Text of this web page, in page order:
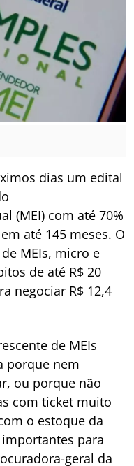
dias um edital
(MEI) com até 70%
até 145 meses. O
MEIs, micro e
de até R$ 20
negociar R$ 12,4
de MEIs
porque nem
ou porque não
com ticket muito
o estoque da
para
geral da